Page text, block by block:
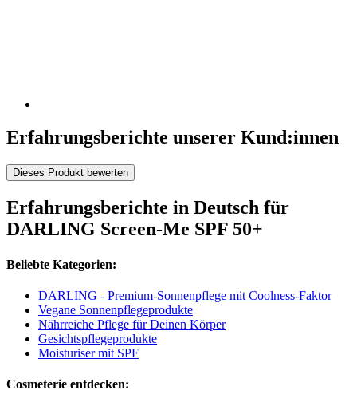
Erfahrungsberichte unserer Kund:innen
Dieses Produkt bewerten
Erfahrungsberichte in Deutsch für
DARLING Screen-Me SPF 50+
Beliebte Kategorien:
DARLING - Premium-Sonnenpflege mit Coolness-Faktor
Vegane Sonnenpflegeprodukte
Nährreiche Pflege für Deinen Körper
Gesichtspflegeprodukte
Moisturiser mit SPF
Cosmeterie entdecken: